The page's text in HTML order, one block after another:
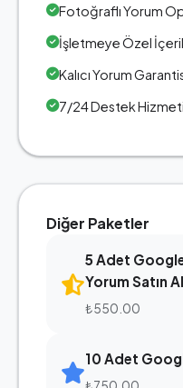
Fotoğraflı Yorum
İşletmeye Özel
Kalıcı Yorum
7/24 Destek Hizmeti
Diğer Paketler
5 Adet
Yorum Satın Al
₺550.00
10 Adet